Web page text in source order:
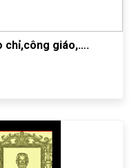
chỉ,công giáo,….